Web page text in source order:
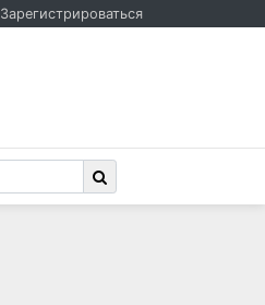
Зарегистрироваться